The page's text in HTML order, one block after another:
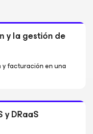
y la gestión de
y facturación en una
DRaaS